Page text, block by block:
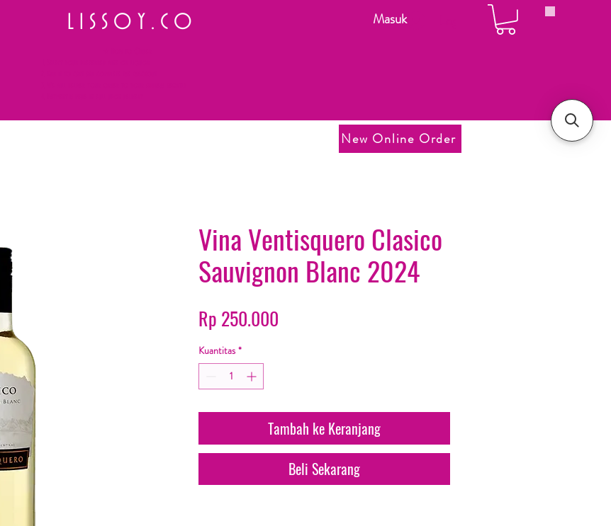
L I S S O Y . C O Masuk
Vina Ventisquero Clasico
Sauvignon Blanc 2024
Rp 250.000
Kuantitas *
Tambah ke Keranjang
Beli Sekarang
New Online Order